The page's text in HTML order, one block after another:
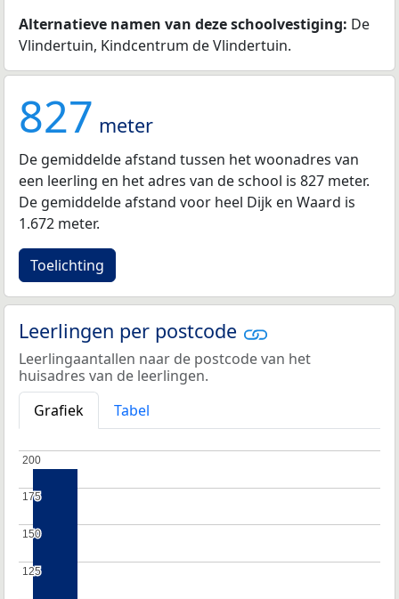
Alternatieve namen van deze schoolvestiging: De
Vlindertuin, Kindcentrum de Vlindertuin.
827 meter
De gemiddelde afstand tussen het woonadres van
een leerling en het adres van de school is 827 meter.
De gemiddelde afstand voor heel Dijk en Waard is
1.672 meter.
Toelichting
Leerlingen per postcode
Leerlingaantallen naar de postcode van het
huisadres van de leerlingen.
Grafiek
Tabel
125
125
150
150
175
175
200
200